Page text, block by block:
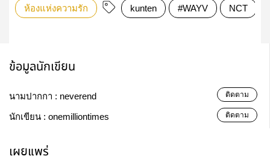
ห้องแห่งความรัก kunten #WAYV NCT
ข้อมูลนักเขียน
นามปากกา : neverend ติดตาม
นักเขียน : onemilliontimes ติดตาม
เผยแพร่